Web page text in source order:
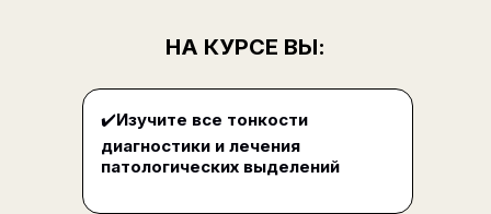
НА КУРСЕ ВЫ:
✔️Изучите все тонкости
диагностики и лечения
патологических выделений